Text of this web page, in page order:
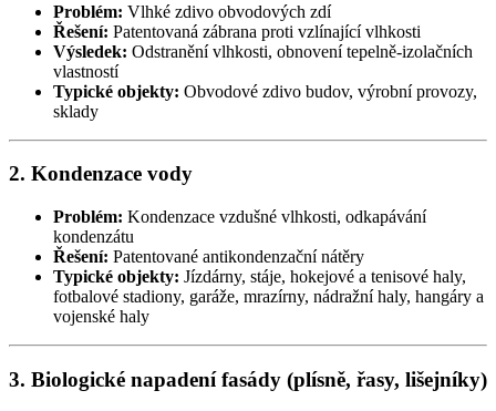
Problém: Vlhké zdivo obvodových zdí
Řešení: Patentovaná zábrana proti vzlínající vlhkosti
Výsledek: Odstranění vlhkosti, obnovení tepelně-izolačních
vlastností
Typické objekty: Obvodové zdivo budov, výrobní provozy,
sklady
2. Kondenzace vody
Problém: Kondenzace vzdušné vlhkosti, odkapávání
kondenzátu
Řešení: Patentované antikondenzační nátěry
Typické objekty: Jízdárny, stáje, hokejové a tenisové haly,
fotbalové stadiony, garáže, mrazírny, nádražní haly, hangáry a
vojenské haly
3. Biologické napadení fasády (plísně, řasy, lišejníky)